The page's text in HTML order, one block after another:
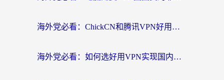
海外党必看：ChickCN和腾讯VPN好用吗？3招选对回国加速器，告别地区限制
海外党必看：如何选好用VPN实现国内资源无缝访问？从越南到全球都适用